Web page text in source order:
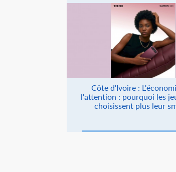
Côte d'Ivoire :
l'attention : pourquoi les
choisissent plus leur